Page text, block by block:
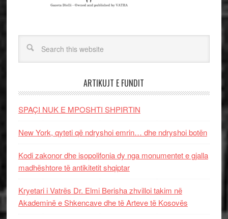
ARTIKUJT E FUNDIT
SPAÇI NUK E MPOSHTI SHPIRTIN
New York, qyteti që ndryshoi emrin… dhe ndryshoi botën
Kodi zakonor dhe isopolifonia dy nga monumentet e gjalla
madhështore të antikitetit shqiptar
Kryetari i Vatrës Dr. Elmi Berisha zhvilloi takim në
Akademinë e Shkencave dhe të Arteve të Kosovës